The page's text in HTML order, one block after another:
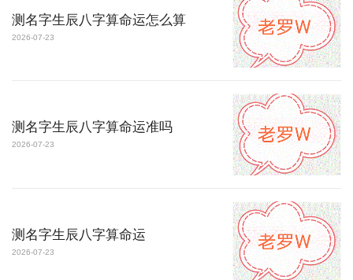
测名字生辰八字算命运怎么算
2026-07-23
测名字生辰八字算命运准吗
2026-07-23
测名字生辰八字算命运
2026-07-23